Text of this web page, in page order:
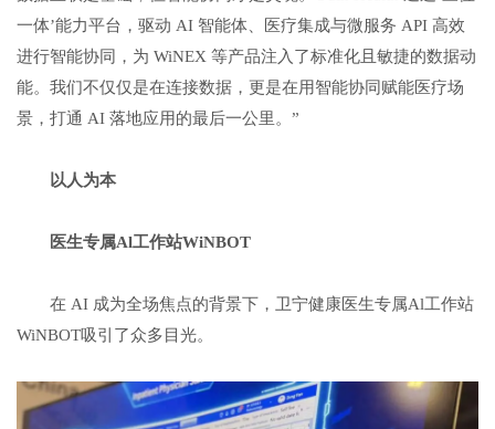
一体’能力平台，驱动 AI 智能体、医疗集成与微服务 API 高效
进行智能协同，为 WiNEX 等产品注入了标准化且敏捷的数据动
能。我们不仅仅是在连接数据，更是在用智能协同赋能医疗场
景，打通 AI 落地应用的最后一公里。”
以人为本
医生专属Al工作站WiNBOT
在 AI 成为全场焦点的背景下，卫宁健康医生专属Al工作站
WiNBOT吸引了众多目光。